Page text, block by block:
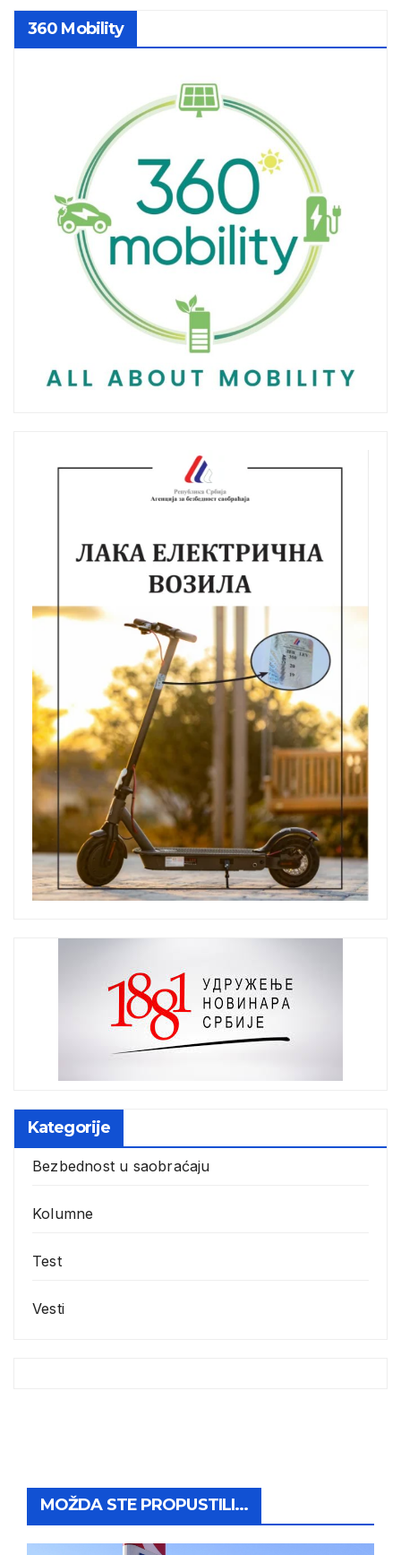
360 Mobility
Kategorije
Bezbednost u saobraćaju
Kolumne
Test
Vesti
MOŽDA STE PROPUSTILI...